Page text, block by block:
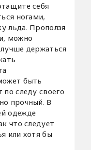
себя
ногами,
льда. Проползя
можно
держаться
быть
следу своего
прочный. В
одежде
что следует
или хотя бы